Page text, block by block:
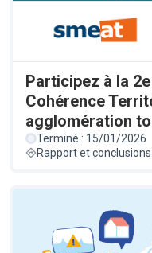
Participez à la
Cohérence
agglomération
Terminé : 15/01/2026
Rapport et